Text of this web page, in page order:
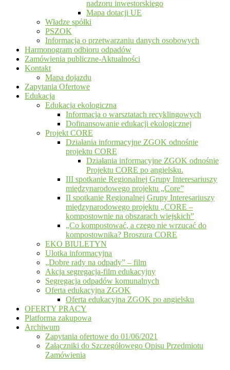
nadzoru inwestorskiego
Mapa dotacji UE
Władze spółki
PSZOK
Informacja o przetwarzaniu danych osobowych
Harmonogram odbioru odpadów
Zamówienia publiczne-Aktualności
Kontakt
Mapa dojazdu
Zapytania Ofertowe
Edukacja
Edukacja ekologiczna
Informacja o warsztatach recyklingowych
Dofinansowanie edukacji ekologicznej
Projekt CORE
Działania informacyjne ZGOK odnośnie
projektu CORE
Działania informacyjne ZGOK odnośnie
Projektu CORE po angielsku.
III spotkanie Regionalnej Grupy Interesariuszy
międzynarodowego projektu „Core”
II spotkanie Regionalnej Grupy Interesariuszy
międzynarodowego projektu „CORE –
kompostownie na obszarach wiejskich”
„Co kompostować, a czego nie wrzucać do
kompostownika? Broszura CORE
EKO BIULETYN
Ulotka informacyjna
„Dobre rady na odpady” – film
Akcja segregacja-film edukacyjny
Segregacja odpadów komunalnych
Oferta edukacyjna ZGOK
Oferta edukacyjna ZGOK po angielsku
OFERTY PRACY
Platforma zakupowa
Archiwum
Zapytania ofertowe do 01/06/2021
Załączniki do Szczegółowego Opisu Przedmiotu
Zamówienia